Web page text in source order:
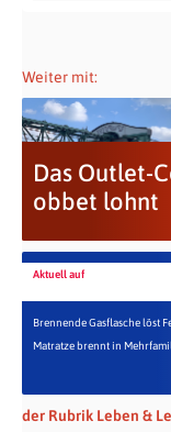
Weiter mit:
Das Outlet-
obbet lohnt
Aktuell auf
Brennende Gasflasche löst
Matratze brennt in
der Rubrik Leben &